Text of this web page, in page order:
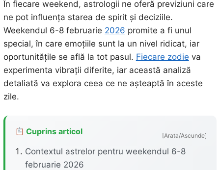
În fiecare weekend, astrologii ne oferă previziuni care
ne pot influența starea de spirit și deciziile.
Weekendul 6-8 februarie 2026 promite a fi unul
special, în care emoțiile sunt la un nivel ridicat, iar
oportunitățile se află la tot pasul. Fiecare zodie va
experimenta vibrații diferite, iar această analiză
detaliată va explora ceea ce ne așteaptă în aceste
zile.
Cuprins articol [Arata/Ascunde]
Contextul astrelor pentru weekendul 6-8
februarie 2026